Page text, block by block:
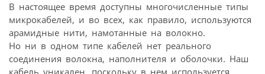
В настоящее время доступны многочисленные типы
микрокабелей, и во всех, как правило, используются
арамидные нити, намотанные на волокно.
Но ни в одном типе кабелей нет реального
соединения волокна, наполнителя и оболочки. Наш